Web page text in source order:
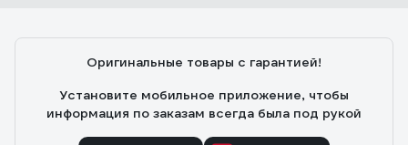
Оригинальные товары с гарантией!
Установите мобильное приложение, чтобы
информация по заказам всегда была под рукой